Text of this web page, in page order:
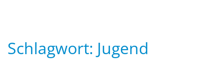
Schlagwort: Jugend